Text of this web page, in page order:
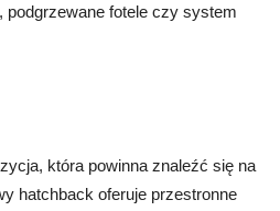
fotele czy system
która powinna znaleźć się na
hatchback oferuje przestronne